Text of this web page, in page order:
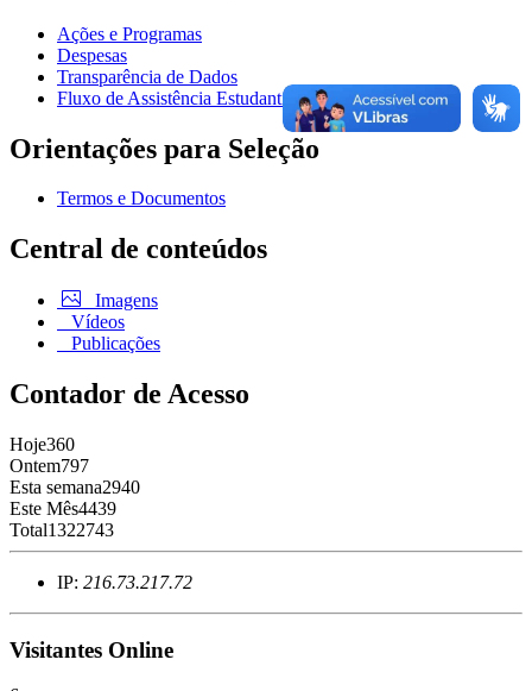
Ações e Programas
Despesas
Transparência de Dados
Fluxo de Assistência Estudantil
Orientações para Seleção
Termos e Documentos
Central de conteúdos
Imagens
Vídeos
Publicações
Contador de Acesso
Hoje360
Ontem797
Esta semana2940
Este Mês4439
Total1322743
IP: 216.73.217.72
Visitantes Online